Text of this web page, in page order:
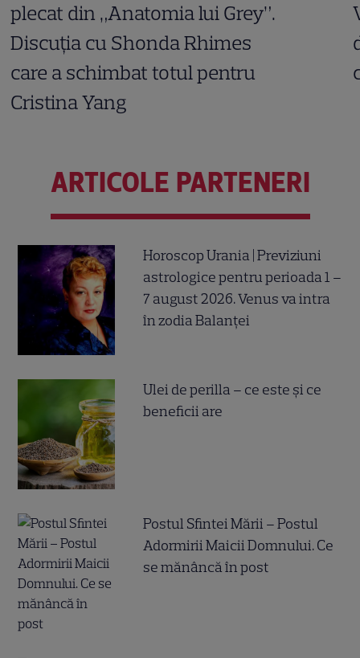
plecat din „Anatomia lui Grey”.
Discuția cu Shonda Rhimes
care a schimbat totul pentru
Cristina Yang
ARTICOLE PARTENERI
Horoscop Urania | Previziuni
astrologice pentru perioada 1 –
7 august 2026. Venus va intra
în zodia Balanței
Ulei de perilla – ce este și ce
beneficii are
Postul Sfintei Mării – Postul
Adormirii Maicii Domnului. Ce
se mănâncă în post